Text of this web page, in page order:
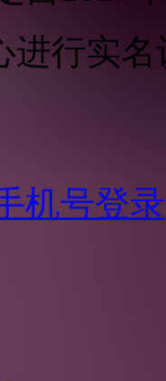
进行实名
机号登录